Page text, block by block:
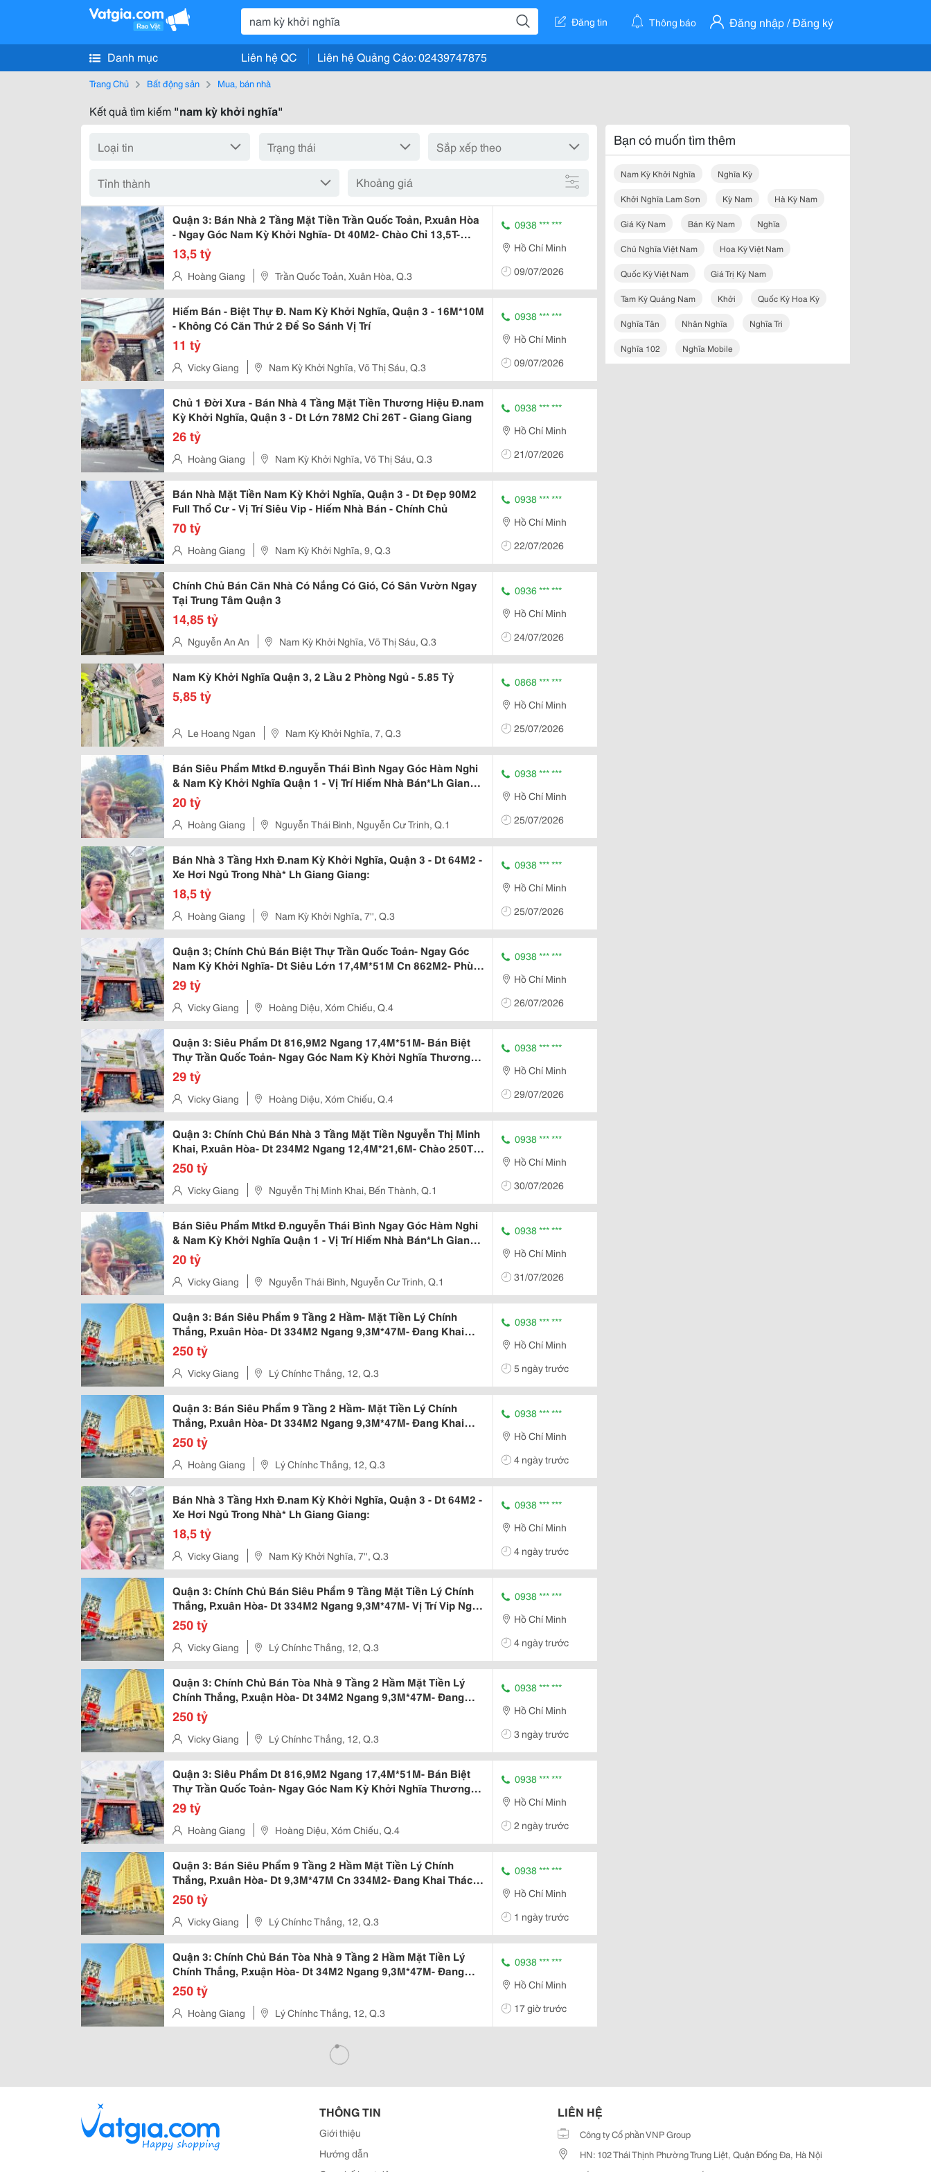
Đăng tin Thông báo Đăng nhập / Đăng ký
Danh mục Liên hệ QC Liên hệ Quảng Cáo: 02439747875
Trang Chủ Bất động sản Mua, bán nhà
Kết quả tìm kiếm "nam kỳ khởi nghĩa"
Khoảng giá
Quận 3: Bán Nhà 2 Tầng Mặt Tiền Trần Quốc Toản, P.xuân Hòa
- Ngay Góc Nam Kỳ Khởi Nghĩa- Dt 40M2- Chào Chỉ 13,5T-
Chính Chủ Giá Tốt
13,5 tỷ
Hoàng Giang Trần Quốc Toản, Xuân Hòa, Q.3
0938 *** ***
Hồ Chí Minh
09/07/2026
Hiếm Bán - Biệt Thự Đ. Nam Kỳ Khởi Nghĩa, Quận 3 - 16M*10M
- Không Có Căn Thứ 2 Để So Sánh Vị Trí
11 tỷ
Vicky Giang Nam Kỳ Khởi Nghĩa, Võ Thị Sáu, Q.3
0938 *** ***
Hồ Chí Minh
09/07/2026
Chủ 1 Đời Xưa - Bán Nhà 4 Tầng Mặt Tiền Thương Hiệu Đ.nam
Kỳ Khởi Nghĩa, Quận 3 - Dt Lớn 78M2 Chỉ 26T - Giang Giang
26 tỷ
Hoàng Giang Nam Kỳ Khởi Nghĩa, Võ Thị Sáu, Q.3
0938 *** ***
Hồ Chí Minh
21/07/2026
Bán Nhà Mặt Tiền Nam Kỳ Khởi Nghĩa, Quận 3 - Dt Đẹp 90M2
Full Thổ Cư - Vị Trí Siêu Vip - Hiếm Nhà Bán - Chính Chủ
70 tỷ
Hoàng Giang Nam Kỳ Khởi Nghĩa, 9, Q.3
0938 *** ***
Hồ Chí Minh
22/07/2026
Chính Chủ Bán Căn Nhà Có Nắng Có Gió, Có Sân Vườn Ngay
Tại Trung Tâm Quận 3
14,85 tỷ
Nguyễn An An Nam Kỳ Khởi Nghĩa, Võ Thị Sáu, Q.3
0936 *** ***
Hồ Chí Minh
24/07/2026
Nam Kỳ Khởi Nghĩa Quận 3, 2 Lầu 2 Phòng Ngủ - 5.85 Tỷ
5,85 tỷ
Le Hoang Ngan Nam Kỳ Khởi Nghĩa, 7, Q.3
0868 *** ***
Hồ Chí Minh
25/07/2026
Bán Siêu Phẩm Mtkd Đ.nguyễn Thái Bình Ngay Góc Hàm Nghi
& Nam Kỳ Khởi Nghĩa Quận 1 - Vị Trí Hiếm Nhà Bán*Lh Giang
Giang:
20 tỷ
Hoàng Giang Nguyễn Thái Bình, Nguyễn Cư Trinh, Q.1
0938 *** ***
Hồ Chí Minh
25/07/2026
Bán Nhà 3 Tầng Hxh Đ.nam Kỳ Khởi Nghĩa, Quận 3 - Dt 64M2 -
Xe Hơi Ngủ Trong Nhà* Lh Giang Giang:
18,5 tỷ
Hoàng Giang Nam Kỳ Khởi Nghĩa, 7'', Q.3
0938 *** ***
Hồ Chí Minh
25/07/2026
Quận 3; Chính Chủ Bán Biệt Thự Trần Quốc Toản- Ngay Góc
Nam Kỳ Khởi Nghĩa- Dt Siêu Lớn 17,4M*51M Cn 862M2- Phù
Hợp Xây Tòa Nhà Building Vp Khai
29 tỷ
Vicky Giang Hoàng Diệu, Xóm Chiếu, Q.4
0938 *** ***
Hồ Chí Minh
26/07/2026
Quận 3: Siêu Phẩm Dt 816,9M2 Ngang 17,4M*51M- Bán Biệt
Thự Trần Quốc Toản- Ngay Góc Nam Kỳ Khởi Nghĩa Thương
Hiệu- Chính Chủ Chính Chủ
29 tỷ
Vicky Giang Hoàng Diệu, Xóm Chiếu, Q.4
0938 *** ***
Hồ Chí Minh
29/07/2026
Quận 3: Chính Chủ Bán Nhà 3 Tầng Mặt Tiền Nguyễn Thị Minh
Khai, P.xuân Hòa- Dt 234M2 Ngang 12,4M*21,6M- Chào 250T-
Ngay Góc Nam Kỳ Khởi Nghĩa Vị Trí
250 tỷ
Vicky Giang Nguyễn Thị Minh Khai, Bến Thành, Q.1
0938 *** ***
Hồ Chí Minh
30/07/2026
Bán Siêu Phẩm Mtkd Đ.nguyễn Thái Bình Ngay Góc Hàm Nghi
& Nam Kỳ Khởi Nghĩa Quận 1 - Vị Trí Hiếm Nhà Bán*Lh Giang
Giang:
20 tỷ
Vicky Giang Nguyễn Thái Bình, Nguyễn Cư Trinh, Q.1
0938 *** ***
Hồ Chí Minh
31/07/2026
Quận 3: Bán Siêu Phẩm 9 Tầng 2 Hầm- Mặt Tiền Lý Chính
Thắng, P.xuân Hòa- Dt 334M2 Ngang 9,3M*47M- Đang Khai
Thác Vp Cty- Vị Trí Vip Ngay Góc Nam Kỳ Khởi
250 tỷ
Vicky Giang Lý Chínhc Thắng, 12, Q.3
0938 *** ***
Hồ Chí Minh
5 ngày trước
Quận 3: Bán Siêu Phẩm 9 Tầng 2 Hầm- Mặt Tiền Lý Chính
Thắng, P.xuân Hòa- Dt 334M2 Ngang 9,3M*47M- Đang Khai
Thác Vp Cty- Vị Trí Vip Ngay Góc Nam Kỳ Khởi
250 tỷ
Hoàng Giang Lý Chínhc Thắng, 12, Q.3
0938 *** ***
Hồ Chí Minh
4 ngày trước
Bán Nhà 3 Tầng Hxh Đ.nam Kỳ Khởi Nghĩa, Quận 3 - Dt 64M2 -
Xe Hơi Ngủ Trong Nhà* Lh Giang Giang:
18,5 tỷ
Vicky Giang Nam Kỳ Khởi Nghĩa, 7'', Q.3
0938 *** ***
Hồ Chí Minh
4 ngày trước
Quận 3: Chính Chủ Bán Siêu Phẩm 9 Tầng Mặt Tiền Lý Chính
Thắng, P.xuân Hòa- Dt 334M2 Ngang 9,3M*47M- Vị Trí Vip Ngay
Góc Nam Kỳ Khởi Nghĩa
250 tỷ
Vicky Giang Lý Chínhc Thắng, 12, Q.3
0938 *** ***
Hồ Chí Minh
4 ngày trước
Quận 3: Chính Chủ Bán Tòa Nhà 9 Tầng 2 Hầm Mặt Tiền Lý
Chính Thắng, P.xuận Hòa- Dt 34M2 Ngang 9,3M*47M- Đang
Khai Thác Vp Cty- Vị Trí Siêu
250 tỷ
Vicky Giang Lý Chínhc Thắng, 12, Q.3
0938 *** ***
Hồ Chí Minh
3 ngày trước
Quận 3: Siêu Phẩm Dt 816,9M2 Ngang 17,4M*51M- Bán Biệt
Thự Trần Quốc Toản- Ngay Góc Nam Kỳ Khởi Nghĩa Thương
Hiệu- Chính Chủ Chính Chủ
29 tỷ
Hoàng Giang Hoàng Diệu, Xóm Chiếu, Q.4
0938 *** ***
Hồ Chí Minh
2 ngày trước
Quận 3: Bán Siêu Phẩm 9 Tầng 2 Hầm Mặt Tiền Lý Chính
Thắng, P.xuân Hòa- Dt 9,3M*47M Cn 334M2- Đang Khai Thác
Vp Cty- Chính Chủ Chào Giá Tốt
250 tỷ
Vicky Giang Lý Chínhc Thắng, 12, Q.3
0938 *** ***
Hồ Chí Minh
1 ngày trước
Quận 3: Chính Chủ Bán Tòa Nhà 9 Tầng 2 Hầm Mặt Tiền Lý
Chính Thắng, P.xuận Hòa- Dt 34M2 Ngang 9,3M*47M- Đang
Khai Thác Vp Cty- Vị Trí Siêu
250 tỷ
Hoàng Giang Lý Chínhc Thắng, 12, Q.3
0938 *** ***
Hồ Chí Minh
17 giờ trước
Bạn có muốn tìm thêm
Nam Kỳ Khởi Nghĩa Nghĩa Kỳ
Khởi Nghĩa Lam Sơn Kỳ Nam Hà Kỳ Nam
Giá Kỳ Nam Bán Kỳ Nam Nghĩa
Chủ Nghĩa Việt Nam Hoa Kỳ Việt Nam
Quốc Kỳ Việt Nam Giá Trị Kỳ Nam
Tam Kỳ Quảng Nam Khởi Quốc Kỳ Hoa Kỳ
Nghĩa Tân Nhân Nghĩa Nghĩa Tri
Nghĩa 102 Nghĩa Mobile
THÔNG TIN
Giới thiệu
Hướng dẫn
LIÊN HỆ
Công ty Cổ phần VNP Group
HN: 102 Thái Thịnh Phường Trung Liệt, Quận Đống Đa, Hà Nội